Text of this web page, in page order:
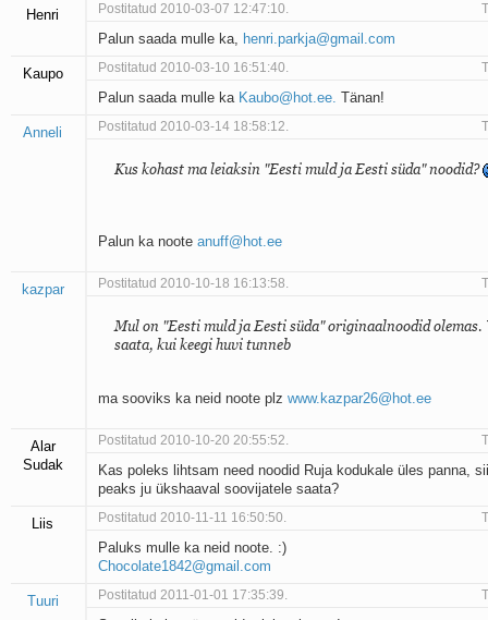
Henri Postitatud 2010-03-07 12:47:10.
Palun saada mulle ka, henri.parkja@gmail.com
Kaupo Postitatud 2010-03-10 16:51:40.
Palun saada mulle ka Kaubo@hot.ee. Tänan!
Anneli Postitatud 2010-03-14 18:58:12.
Kus kohast ma leiaksin "Eesti muld ja Eesti süda" noodid?
Palun ka noote anuff@hot.ee
kazpar Postitatud 2010-10-18 16:13:58.
Mul on "Eesti muld ja Eesti süda" originaalnoodid olemas.
saata, kui keegi huvi tunneb
ma sooviks ka neid noote plz www.kazpar26@hot.ee
Alar
Sudak
Postitatud 2010-10-20 20:55:52.
Kas poleks lihtsam need noodid Ruja kodukale üles panna,
peaks ju ükshaaval soovijatele saata?
Liis Postitatud 2010-11-11 16:50:50.
Paluks mulle ka neid noote. :)
Chocolate1842@gmail.com
Tuuri Postitatud 2011-01-01 17:35:39.